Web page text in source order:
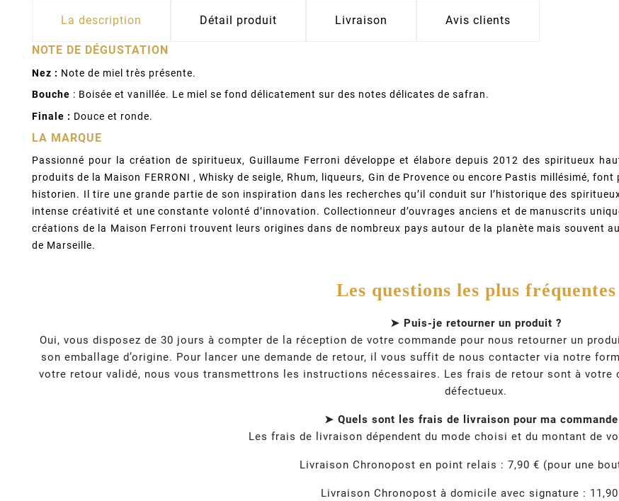
La description Détail produit Livraison Avis clients
NOTE DE DÉGUSTATION
Nez : Note de miel très présente.
Bouche : Boisée et vanillée. Le miel se fond délicatement sur des notes délicates de safran.
Finale : Douce et ronde.
LA MARQUE
Passionné pour la création de spiritueux, Guillaume Ferroni développe et élabore depuis 2012 des spiritueux
produits de la Maison FERRONI , Whisky de seigle, Rhum, liqueurs, Gin de Provence ou encore Pastis millésimé,
historien. Il tire une grande partie de son inspiration dans les recherches qu’il conduit sur l’historique des
intense créativité et une constante volonté d’innovation. Collectionneur d’ouvrages anciens et de manuscrits
créations de la Maison Ferroni trouvent leurs origines dans de nombreux pays autour de la planète mais souvent
de Marseille.
Les questions les plus fréquentes
➤ Puis-je retourner un produit ?
Oui, vous disposez de 30 jours à compter de la réception de votre commande pour nous retourner un
son emballage d’origine. Pour lancer une demande de retour, il vous suffit de nous contacter via notre
votre retour validé, nous vous transmettrons les instructions nécessaires. Les frais de retour sont à votre
défectueux.
➤ Quels sont les frais de livraison pour ma commande
Les frais de livraison dépendent du mode choisi et du montant de
Livraison Chronopost en point relais : 7,90 € (pour une
Livraison Chronopost à domicile avec signature :